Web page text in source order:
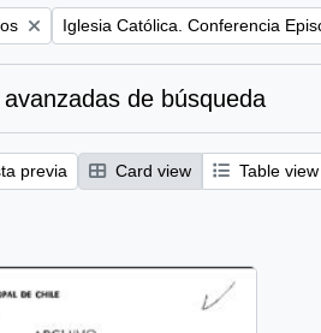
Remove filter:
Iglesia Católica. Conferencia
de búsqueda
previa Card view Table view